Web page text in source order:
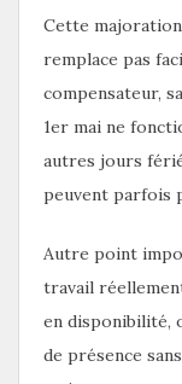
Cette
remplace pas
compensateur,
1er mai ne
autres jours
peuvent parfois
Autre point
travail
en disponibilité,
de présence